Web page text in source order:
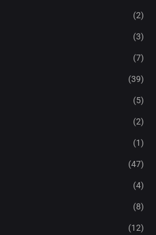
(2)
(3)
(7)
(39)
(5)
(2)
(1)
(47)
(4)
(8)
(12)